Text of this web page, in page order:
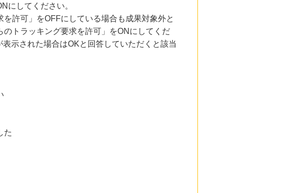
にしてください。
許可」をOFFにしている場合も成果対象外と
トラッキング要求を許可」をONにしてくだ
示された場合はOKと回答していただくと該当
た